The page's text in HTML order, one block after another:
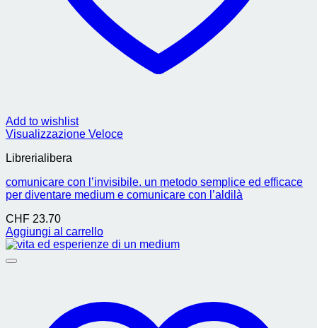
Add to wishlist
Visualizzazione Veloce
Librerialibera
comunicare con l’invisibile. un metodo semplice ed efficace
per diventare medium e comunicare con l’aldilà
CHF 23.70
Aggiungi al carrello